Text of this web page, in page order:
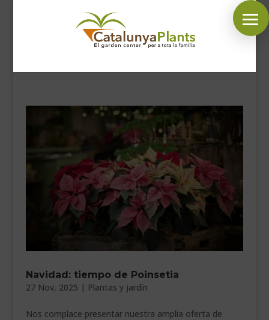
SÍGUENOS EN:
COMPLEMENTOS JARDÍN
DECORACIÓN
HORARIO GARDEN
___________________________
Navidad: tiempo de Poinsetia
27 Nov, 2025 | Plantas y jardín
Nos complace presentar nuestra amplia oferta de